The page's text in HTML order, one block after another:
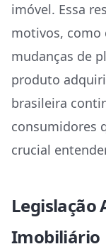
imóvel. Essa
motivos, como
mudanças de
produto
brasileira
consumidores
crucial
Legislação
Imobiliário